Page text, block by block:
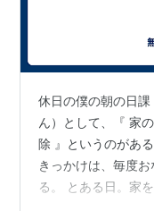
休日の僕の朝の日
ん）として、『 家
除 』というのがあ
きっかけは、毎度
る。 とある日。家